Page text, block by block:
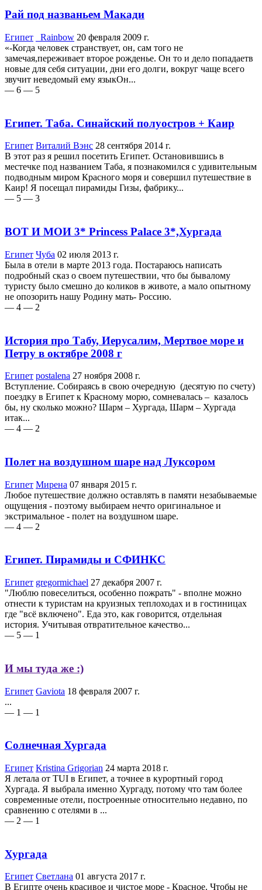
Рай под названьем Макади
Египет _Rainbow 20 февраля 2009 г.
«-Когда человек странствует, он, сам того не
замечая,переживает второе рожденье. Он то и дело попадаетв
новые для себя ситуации, дни его долги, вокруг чаще всего
звучит неведомый ему языкОн...
— 6 — 5
Египет. Таба. Синайский полуостров + Каир
Египет Виталий Вэнс 28 сентября 2014 г.
В этот раз я решил посетить Египет. Остановившись в
местечке под названием Таба, я познакомился с удивительным
подводным миром Красного моря и совершил путешествие в
Каир! Я посещал пирамиды Гизы, фабрику...
— 5 — 3
ВОТ И МОИ 3* Princess Palace 3*,Хургада
Египет Чуба 02 июля 2013 г.
Была в отели в марте 2013 года. Постараюсь написать
подробный сказ о своем путешествии, что бы бывалому
туристу было смешно до коликов в животе, а мало опытному
не опозорить нашу Родину мать- Россию.
— 4 — 2
История про Табу, Иерусалим, Мертвое море и
Петру в октябре 2008 г
Египет postalena 27 ноября 2008 г.
Вступление. Собираясь в свою очередную (десятую по счету)
поездку в Египет к Красному морю, сомневалась – казалось
бы, ну сколько можно? Шарм – Хургада, Шарм – Хургада
итак...
— 4 — 2
Полет на воздушном шаре над Луксором
Египет Мирена 07 января 2015 г.
Любое путешествие должно оставлять в памяти незабываемые
ощущения - поэтому выбираем нечто оригинальное и
экстримальное - полет на воздушном шаре.
— 4 — 2
Египет. Пирамиды и СФИНКС
Египет gregormichael 27 декабря 2007 г.
"Люблю повеселиться, особенно пожрать" - вполне можно
отнести к туристам на круизных теплоходах и в гостиницах
где "всё включено". Еда это, как говорится, отдельная
история. Учитывая отвратительное качество...
— 5 — 1
И мы туда же :)
Египет Gaviota 18 февраля 2007 г.
...
— 1 — 1
Солнечная Хургада
Египет Kristina Grigorian 24 марта 2018 г.
Я летала от TUI в Египет, а точнее в курортный город
Хургада. Я выбрала именно Хургаду, потому что там более
современные отели, построенные относительно недавно, по
сравнению с отелями в ...
— 2 — 1
Хургада
Египет Светлана 01 августа 2017 г.
В Египте очень красивое и чистое море - Красное. Чтобы не